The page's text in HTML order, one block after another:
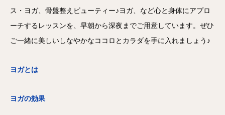
ス・ヨガ、骨盤整えビューティー♪ヨガ、など心と身体にアプロ
ーチするレッスンを、早朝から深夜までご用意しています。ぜひ
ご一緒に美しいしなやかなココロとカラダを手に入れましょう♪
ヨガとは
ヨガの効果